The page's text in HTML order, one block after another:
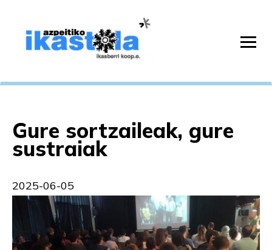
Gure sortzaileak, gure
sustraiak
2025-06-05